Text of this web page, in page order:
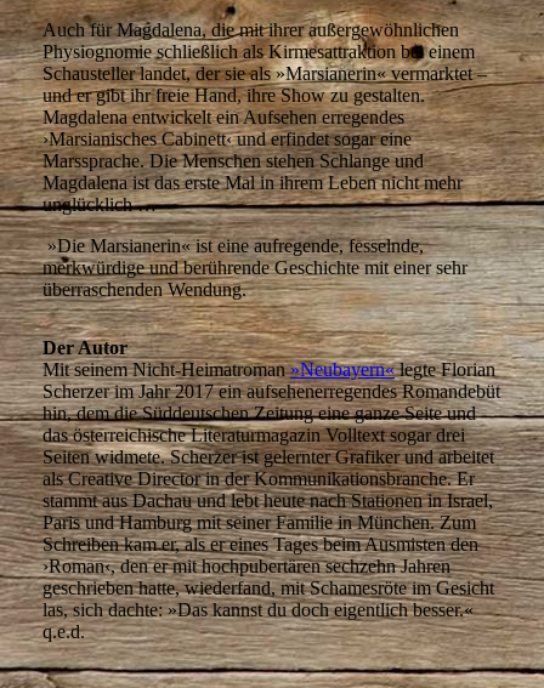
Auch für Magdalena, die mit ihrer außergewöhnlichen
Physiognomie schließlich als Kirmesattraktion bei einem
Schausteller landet, der sie als »Marsianerin« vermarktet –
und er gibt ihr freie Hand, ihre Show zu gestalten.
Magdalena entwickelt ein Aufsehen erregendes
›Marsianisches Cabinett‹ und erfindet sogar eine
Marssprache. Die Menschen stehen Schlange und
Magdalena ist das erste Mal in ihrem Leben nicht mehr
unglücklich …
»Die Marsianerin« ist eine aufregende, fesselnde,
merkwürdige und berührende Geschichte mit einer sehr
überraschenden Wendung.
Der Autor
Mit seinem Nicht-Heimatroman»Neubayern«legte Florian
Scherzer im Jahr 2017 ein aufsehenerregendes Romandebüt
hin, dem die Süddeutschen Zeitung eine ganze Seite und
das österreichische Literaturmagazin Volltext sogar drei
Seiten widmete. Scherzer ist gelernter Grafiker und arbeitet
als Creative Director in der Kommunikationsbranche. Er
stammt aus Dachau und lebt heute nach Stationen in Israel,
Paris und Hamburg mit seiner Familie in München. Zum
Schreiben kam er, als er eines Tages beim Ausmisten den
›Roman‹, den er mit hochpubertären sechzehn Jahren
geschrieben hatte, wiederfand, mit Schamesröte im Gesicht
las, sich dachte: »Das kannst du doch eigentlich besser.«
q.e.d.